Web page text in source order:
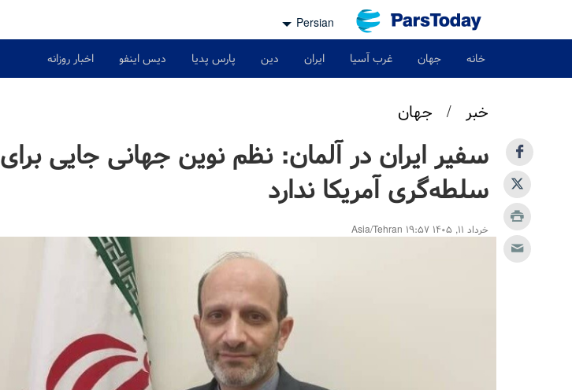
Persian
خانه جهان غرب آسیا ایران دین پارس پدیا دیس اینفو اخبار روزانه
خبر / جهان
سفیر ایران در آلمان: نظم نوین جهانی جایی برای
سلطه‌گری آمریکا ندارد
خرداد ۱۱, ۱۴۰۵ ۱۹:۵۷ Asia/Tehran